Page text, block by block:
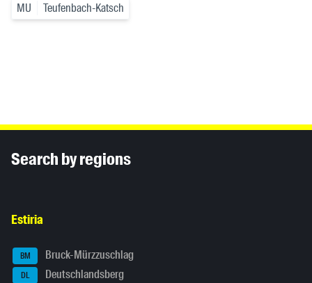
MU Teufenbach-Katsch
Search by regions
Estiria
BM Bruck-Mürzzuschlag
DL Deutschlandsberg